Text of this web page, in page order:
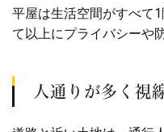
平屋は生活空間がすべて
て以上にプライバシーや
人通りが多く視